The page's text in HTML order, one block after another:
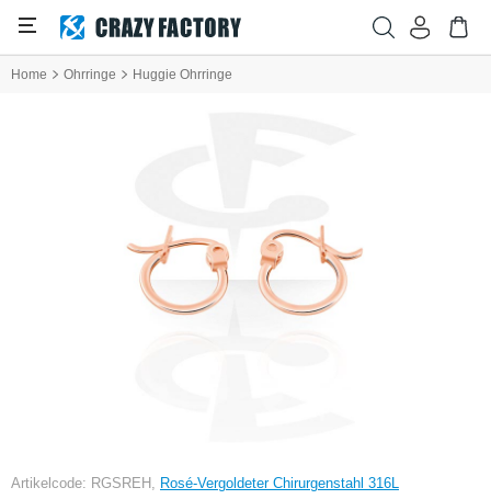
Home Ohrringe Huggie Ohrringe
Artikelcode: RGSREH, Rosé-Vergoldeter Chirurgenstahl 316L